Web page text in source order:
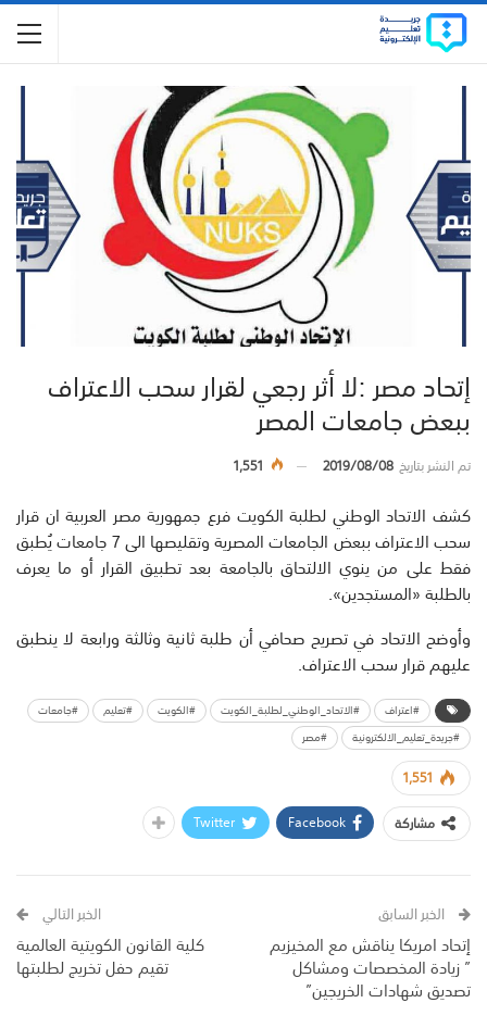
إتحاد مصر :لا أثر رجعي لقرار سحب الاعتراف
ببعض جامعات المصر
تم النشر بتاريخ2019/08/08
1,551
كشف الاتحاد الوطني لطلبة الكويت فرع جمهورية مصر العربية ان قرار
سحب الاعتراف ببعض الجامعات المصرية وتقليصها الى 7 جامعات يُطبق
فقط على من ينوي الالتحاق بالجامعة بعد تطبيق القرار أو ما يعرف
بالطلبة «المستجدين».
وأوضح الاتحاد في تصريح صحافي أن طلبة ثانية وثالثة ورابعة لا ينطبق
عليهم قرار سحب الاعتراف.
#اعتراف #الاتحاد_الوطني_لطلبة_الكويت #الكويت #تعليم
#جامعات
#جريدة_تعليم_الالكترونية
#مصر
1,551
مشاركة
Facebook
Twitter
الخبر السابق
إتحاد امريكا يناقش مع المخيزيم
” زيادة المخصصات ومشاكل
تصديق شهادات الخريجين”
الخبر التالي
كلية القانون الكويتية العالمية
تقيم حفل تخريج لطلبتها